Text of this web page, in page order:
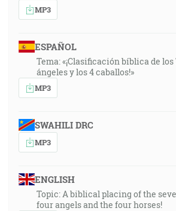
MP3
ESPAÑOL
Tema: «¡Clasificación bíblica de
ángeles y los 4 caballos!»
MP3
SWAHILI DRC
MP3
ENGLISH
Topic: A biblical placing of the
four angels and the four horses!